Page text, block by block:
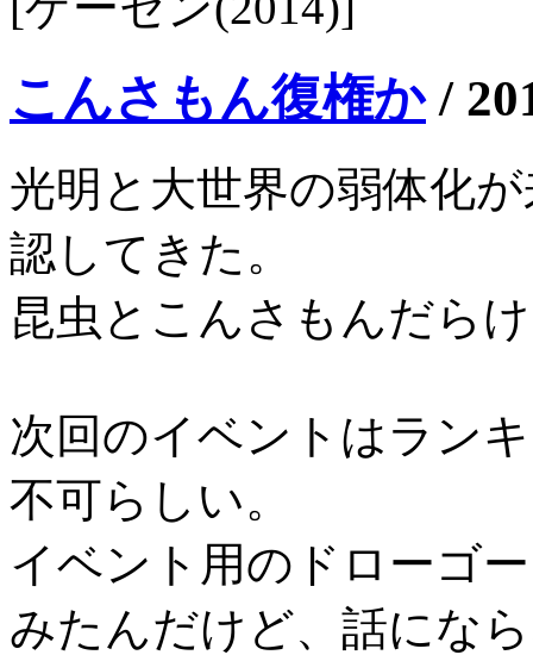
こんさもん復権か/
光明と大世界の弱体化
認してきた。
昆虫とこんさもんだら
次回のイベントはラン
不可らしい。
イベント用のドローゴ
みたんだけど、話にな